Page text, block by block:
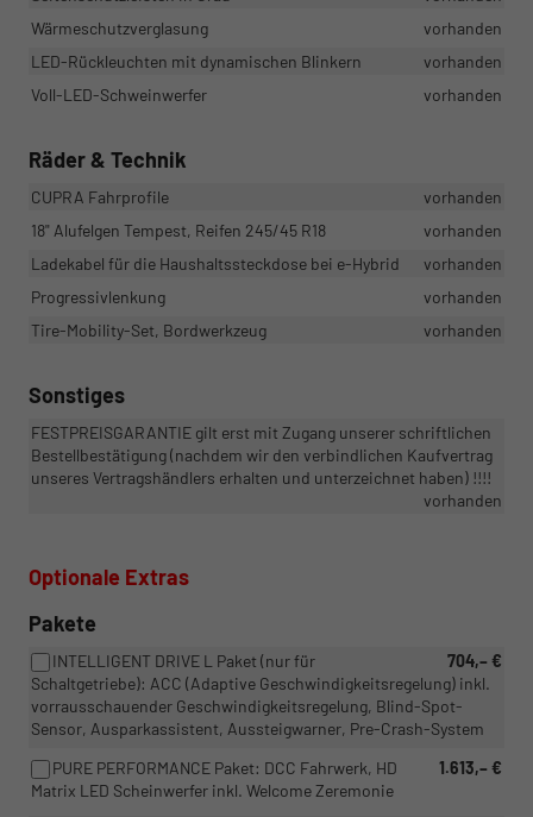
Wärmeschutzverglasung
vorhanden
LED-Rückleuchten mit dynamischen Blinkern
vorhanden
Voll-LED-Schweinwerfer
vorhanden
Räder & Technik
CUPRA Fahrprofile
vorhanden
18" Alufelgen Tempest, Reifen 245/45 R18
vorhanden
Ladekabel für die Haushaltssteckdose bei e-Hybrid
vorhanden
Progressivlenkung
vorhanden
Tire-Mobility-Set, Bordwerkzeug
vorhanden
Sonstiges
FESTPREISGARANTIE gilt erst mit Zugang unserer schriftlichen
Bestellbestätigung (nachdem wir den verbindlichen Kaufvertrag
unseres Vertragshändlers erhalten und unterzeichnet haben) !!!!
vorhanden
Optionale Extras
Pakete
704,– €
INTELLIGENT DRIVE L Paket (nur für
Schaltgetriebe): ACC (Adaptive Geschwindigkeitsregelung) inkl.
vorrausschauender Geschwindigkeitsregelung, Blind-Spot-
Sensor, Ausparkassistent, Aussteigwarner, Pre-Crash-System
1.613,– €
PURE PERFORMANCE Paket: DCC Fahrwerk, HD
Matrix LED Scheinwerfer inkl. Welcome Zeremonie